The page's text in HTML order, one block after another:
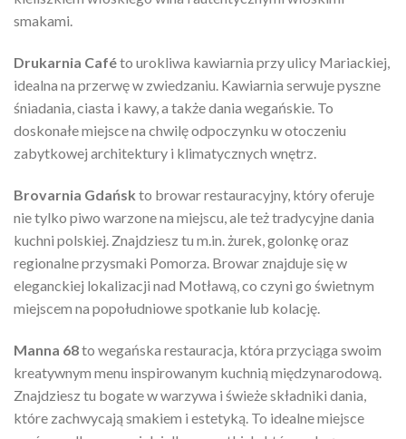
smakami.
Drukarnia Caféto urokliwa kawiarnia przy ulicy Mariackiej,
idealna na przerwę w zwiedzaniu. Kawiarnia serwuje pyszne
śniadania, ciasta i kawy, a także dania wegańskie. To
doskonałe miejsce na chwilę odpoczynku w otoczeniu
zabytkowej architektury i klimatycznych wnętrz.
Brovarnia Gdańsk to browar restauracyjny, który oferuje
nie tylko piwo warzone na miejscu, ale też tradycyjne dania
kuchni polskiej. Znajdziesz tu m.in. żurek, golonkę oraz
regionalne przysmaki Pomorza. Browar znajduje się w
eleganckiej lokalizacji nad Motławą, co czyni go świetnym
miejscem na popołudniowe spotkanie lub kolację.
Manna 68to wegańska restauracja, która przyciąga swoim
kreatywnym menu inspirowanym kuchnią międzynarodową.
Znajdziesz tu bogate w warzywa i świeże składniki dania,
które zachwycają smakiem i estetyką. To idealne miejsce